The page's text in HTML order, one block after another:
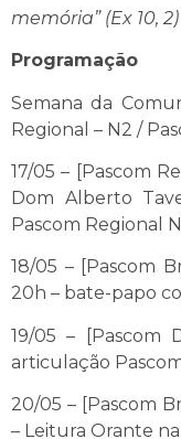
memória” (Ex 10,
Programação
Semana da
Regional – N2 /
17/05 – [Pascom
Dom Alberto
Pascom Regional
18/05 – [Pascom
20h – bate-papo
19/05 – [Pascom
articulação
20/05 – [Pascom
– Leitura Orante